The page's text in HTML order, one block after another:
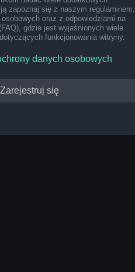
zapoznaj się z naszym regulaminem,
oraz z odpowiedziami na
gdzie jest wyjaśnionych wiele
funkcjonowania witryny.
danych osobowych
Zarejestruj się